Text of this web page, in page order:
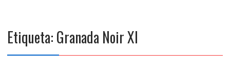
Etiqueta:Granada Noir XI